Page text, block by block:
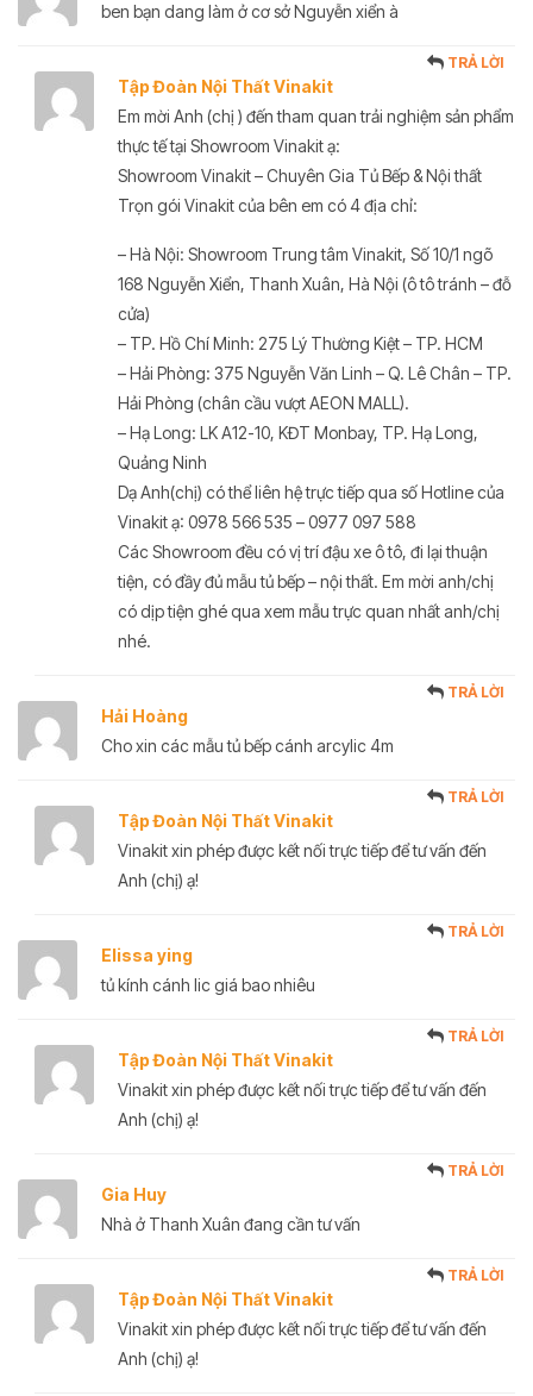
ben bạn dang làm ở cơ sở Nguyễn xiển à
Tập Đoàn Nội Thất Vinakit
TRẢ LỜI
Em mời Anh (chị ) đến tham quan trải nghiệm sản phẩm
thực tế tại Showroom Vinakit ạ:
Showroom Vinakit – Chuyên Gia Tủ Bếp & Nội thất
Trọn gói Vinakit của bên em có 4 địa chỉ:
– Hà Nội: Showroom Trung tâm Vinakit, Số 10/1 ngõ
168 Nguyễn Xiển, Thanh Xuân, Hà Nội (ô tô tránh – đỗ
cửa)
– TP. Hồ Chí Minh: 275 Lý Thường Kiệt – TP. HCM
– Hải Phòng: 375 Nguyễn Văn Linh – Q. Lê Chân – TP.
Hải Phòng (chân cầu vượt AEON MALL).
– Hạ Long: LK A12-10, KĐT Monbay, TP. Hạ Long,
Quảng Ninh
Dạ Anh(chị) có thể liên hệ trực tiếp qua số Hotline của
Vinakit ạ: 0978 566 535 – 0977 097 588
Các Showroom đều có vị trí đậu xe ô tô, đi lại thuận
tiện, có đầy đủ mẫu tủ bếp – nội thất. Em mời anh/chị
có dịp tiện ghé qua xem mẫu trực quan nhất anh/chị
nhé.
Hải Hoàng
TRẢ LỜI
Cho xin các mẫu tủ bếp cánh arcylic 4m
Tập Đoàn Nội Thất Vinakit
TRẢ LỜI
Vinakit xin phép được kết nối trực tiếp để tư vấn đến
Anh (chị) ạ!
Elissa ying
TRẢ LỜI
tủ kính cánh lic giá bao nhiêu
Tập Đoàn Nội Thất Vinakit
TRẢ LỜI
Vinakit xin phép được kết nối trực tiếp để tư vấn đến
Anh (chị) ạ!
Gia Huy
TRẢ LỜI
Nhà ở Thanh Xuân đang cần tư vấn
Tập Đoàn Nội Thất Vinakit
TRẢ LỜI
Vinakit xin phép được kết nối trực tiếp để tư vấn đến
Anh (chị) ạ!